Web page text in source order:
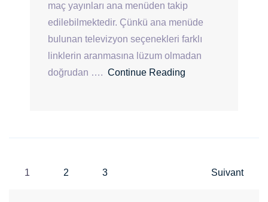
maç yayınları ana menüden takip
edilebilmektedir. Çünkü ana menüde
bulunan televizyon seçenekleri farklı
linklerin aranmasına lüzum olmadan
doğrudan …. Continue Reading
N1 2 3 Suivant